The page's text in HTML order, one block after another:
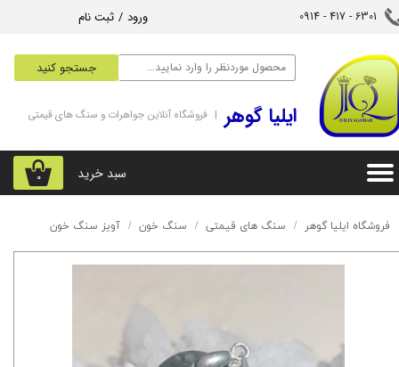
جستجو کنید
ورود / ثبت نام
تغییر گذر واژه
سفارشات
خروج از حساب کاربری
6301 - 417 - 0914​​​​​​​
۰ سبد خرید
‌ایلیا گوهر | فروشگاه آنلاین جواهرات و سنگ های قیمتی
فروشگاه ایلیا گوهر سنگ های قیمتی سنگ خون آویز سنگ خون